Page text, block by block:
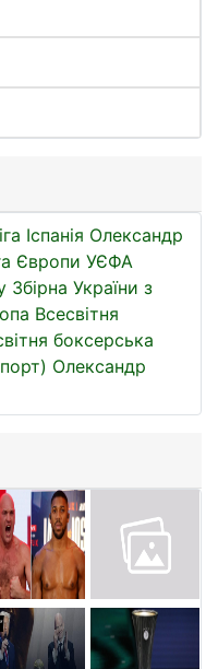
Іспанія Олександр
Європи УЄФА
Збірна України з
Всесвітня
боксерська
Олександр